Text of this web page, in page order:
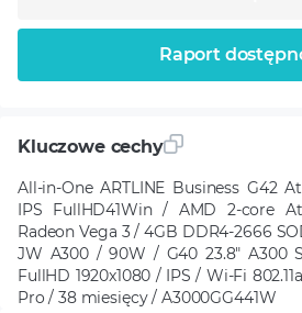
Raport
Kluczowe cechy
All-in-One ARTLINE Business G42
IPS FullHD41Win / AMD 2-core
Radeon Vega 3 / 4GB DDR4-2666
JW A300 / 90W / G40 23.8" A300
FullHD 1920x1080 / IPS / Wi-Fi
Pro / 38 miesięcy / A3000GG441W